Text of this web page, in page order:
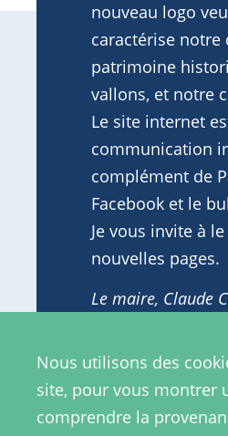
nouveau logo
caractérise notre
patrimoine
vallons, et notre
Le site internet
communication
complément de
Facebook et le
Je vous invite à
nouvelles pages.
Le maire, Claude
Contactez la
Nous utilisons des
site, pour vous montrer
comprendre la